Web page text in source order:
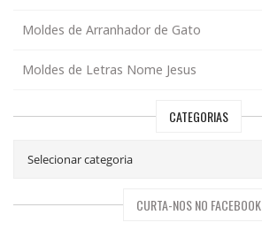
Moldes de Arranhador de Gato
Moldes de Letras Nome Jesus
CATEGORIAS
CURTA-NOS NO FACEBOOK